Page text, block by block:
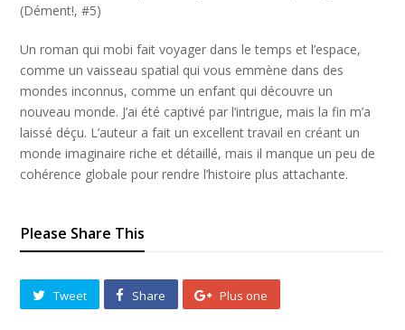
(Dément!, #5)
Un roman qui mobi fait voyager dans le temps et l’espace,
comme un vaisseau spatial qui vous emmène dans des
mondes inconnus, comme un enfant qui découvre un
nouveau monde. J’ai été captivé par l’intrigue, mais la fin m’a
laissé déçu. L’auteur a fait un excellent travail en créant un
monde imaginaire riche et détaillé, mais il manque un peu de
cohérence globale pour rendre l’histoire plus attachante.
Please Share This
Tweet Share Plus one